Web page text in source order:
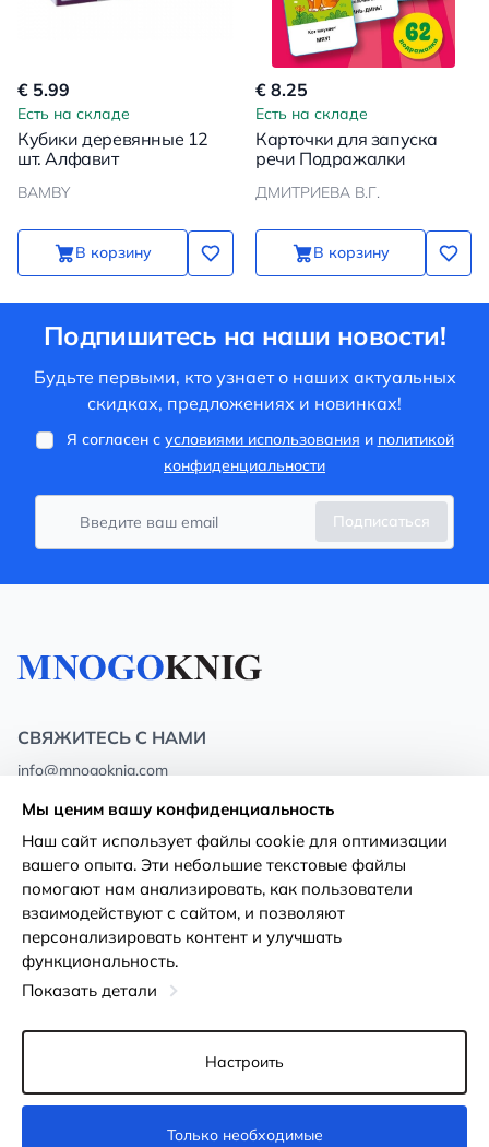
€ 5.99
Есть на складе
Кубики деревянные 12
шт. Алфавит
BAMBY
В корзину
€ 8.25
Есть на складе
Карточки для запуска
речи Подражалки
ДМИТРИЕВА В.Г.
В корзину
Подпишитесь на наши новости!
Будьте первыми, кто узнает о наших актуальных
скидках, предложениях и новинках!
Я согласен с условиями использования и политикой
конфиденциальности
Подписаться
СВЯЖИТЕСЬ С НАМИ
info@mnogoknig.com
Rīga, Augusta Deglava 69d, LV-1082
О нас
Магазины
Доставка и оплата
Карты лояльности
Политика
конфиденциальности
Условия использования
Возврат товара
Настройки файлов cookie
Мы ценим вашу конфиденциальность
Наш сайт использует файлы cookie для оптимизации
вашего опыта. Эти небольшие текстовые файлы
помогают нам анализировать, как пользователи
взаимодействуют с сайтом, и позволяют
персонализировать контент и улучшать
функциональность.
Показать детали
Настроить
Только необходимые